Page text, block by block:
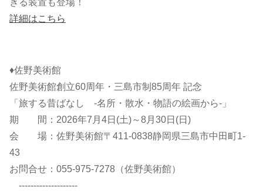
きる装置も登場！
詳細はこちら
♦佐野美術館
佐野美術館創立60周年・三島市制85周年 記念
「旅する昔ばなし -名所・散水・物語の絵画から-」
期 間：2026年7月4日(土)～8月30日(日)
会 場：佐野美術館〒411-0838静岡県三島市中田町1-
43
お問合せ：055-975-7278（佐野美術館）
--------------------